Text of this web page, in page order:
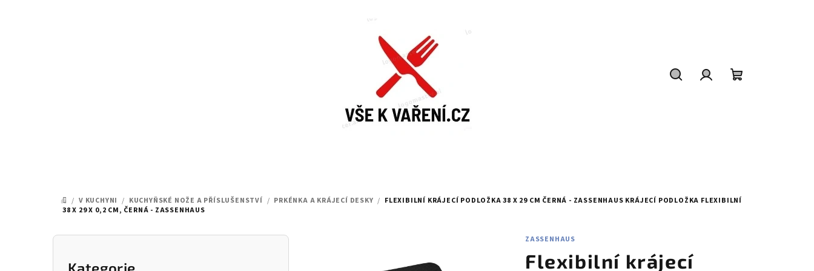
DOMŮ
/ V KUCHYNI / KUCHYŇSKÉ NOŽE A PŘÍSLUŠENSTVÍ / PRKÉNKA A KRÁJECÍ DESKY / FLEXIBILNÍ KRÁJECÍ PODLOŽKA 38 X 29 CM ČERNÁ - ZASSENHAUS KRÁJECÍ PODLOŽKA FLEXIBILNÍ
38 X 29 X 0,2 CM, ČERNÁ - ZASSENHAUS
P
Přeskočit
ZASSENHAUS
Flexibilní krájecí